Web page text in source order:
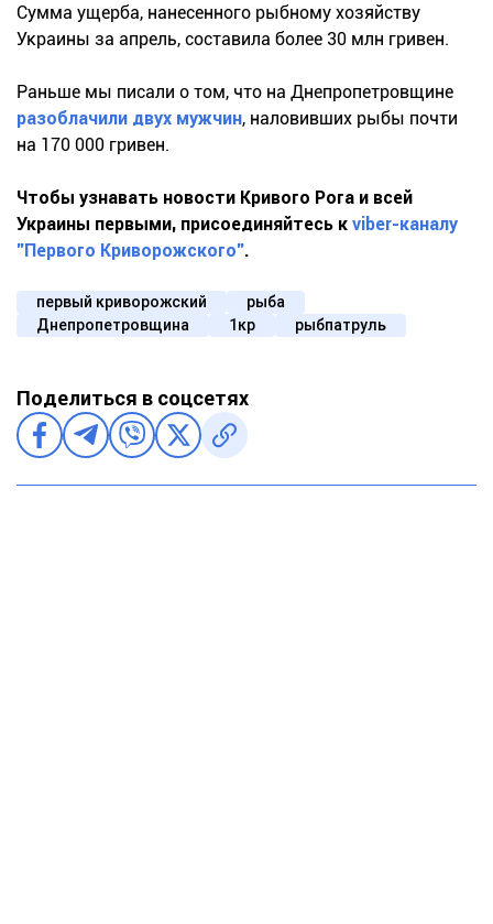
Сумма ущерба, нанесенного рыбному хозяйству
Украины за апрель, составила более 30 млн гривен.
Раньше мы писали о том, что на Днепропетровщине
разоблачили двух мужчин, наловивших рыбы почти
на 170 000 гривен.
Чтобы узнавать новости Кривого Рога и всей
Украины первыми, присоединяйтесь к viber-каналу
"Первого Криворожского".
первый криворожский
рыба
Днепропетровщина
1кр рыбпатруль
Поделиться в соцсетях